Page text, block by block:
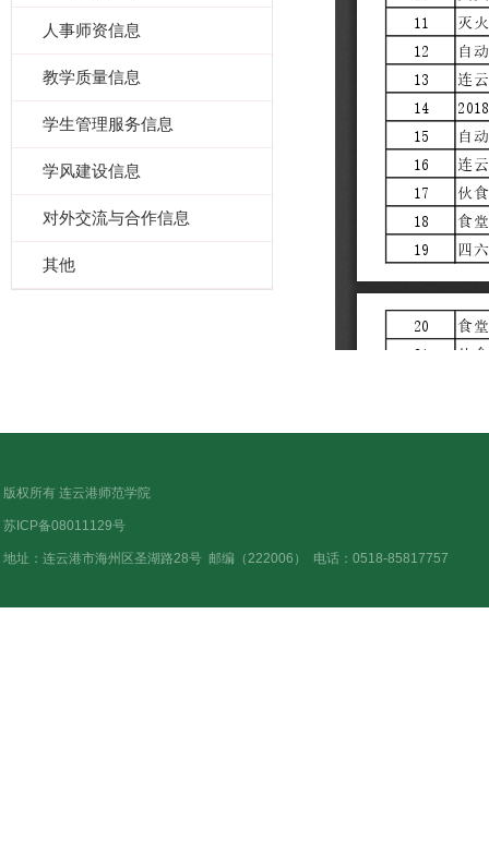
人事师资信息
教学质量信息
学生管理服务信息
学风建设信息
对外交流与合作信息
其他
版权所有 连云港师范学院
苏ICP备08011129号
地址：连云港市海州区圣湖路28号 邮编（222006） 电话：0518-85817757